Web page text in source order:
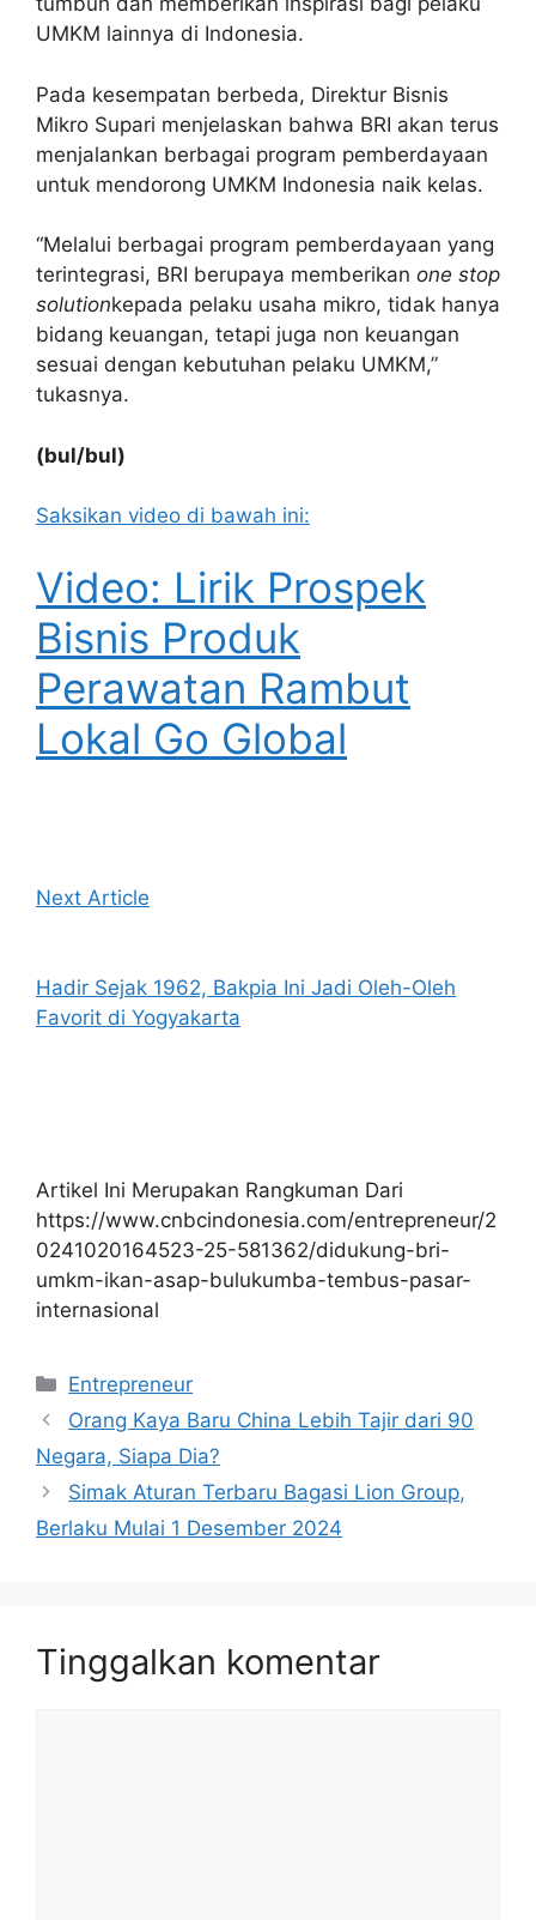
UMKM lainnya di Indonesia.
Pada kesempatan berbeda, Direktur Bisnis
Mikro Supari menjelaskan bahwa BRI akan terus
menjalankan berbagai program pemberdayaan
untuk mendorong UMKM Indonesia naik kelas.
“Melalui berbagai program pemberdayaan yang
terintegrasi, BRI berupaya memberikan one stop
solutionkepada pelaku usaha mikro, tidak hanya
bidang keuangan, tetapi juga non keuangan
sesuai dengan kebutuhan pelaku UMKM,”
tukasnya.
(bul/bul)
Saksikan video di bawah ini:
Video: Lirik Prospek
Bisnis Produk
Perawatan Rambut
Lokal Go Global
Next Article
Hadir Sejak 1962, Bakpia Ini Jadi Oleh-Oleh
Favorit di Yogyakarta
Artikel Ini Merupakan Rangkuman Dari
https://www.cnbcindonesia.com/entrepreneur/2
0241020164523-25-581362/didukung-bri-
umkm-ikan-asap-bulukumba-tembus-pasar-
internasional
Kategori
Entrepreneur
Orang Kaya Baru China Lebih Tajir dari 90
Negara, Siapa Dia?
Simak Aturan Terbaru Bagasi Lion Group,
Berlaku Mulai 1 Desember 2024
Tinggalkan komentar